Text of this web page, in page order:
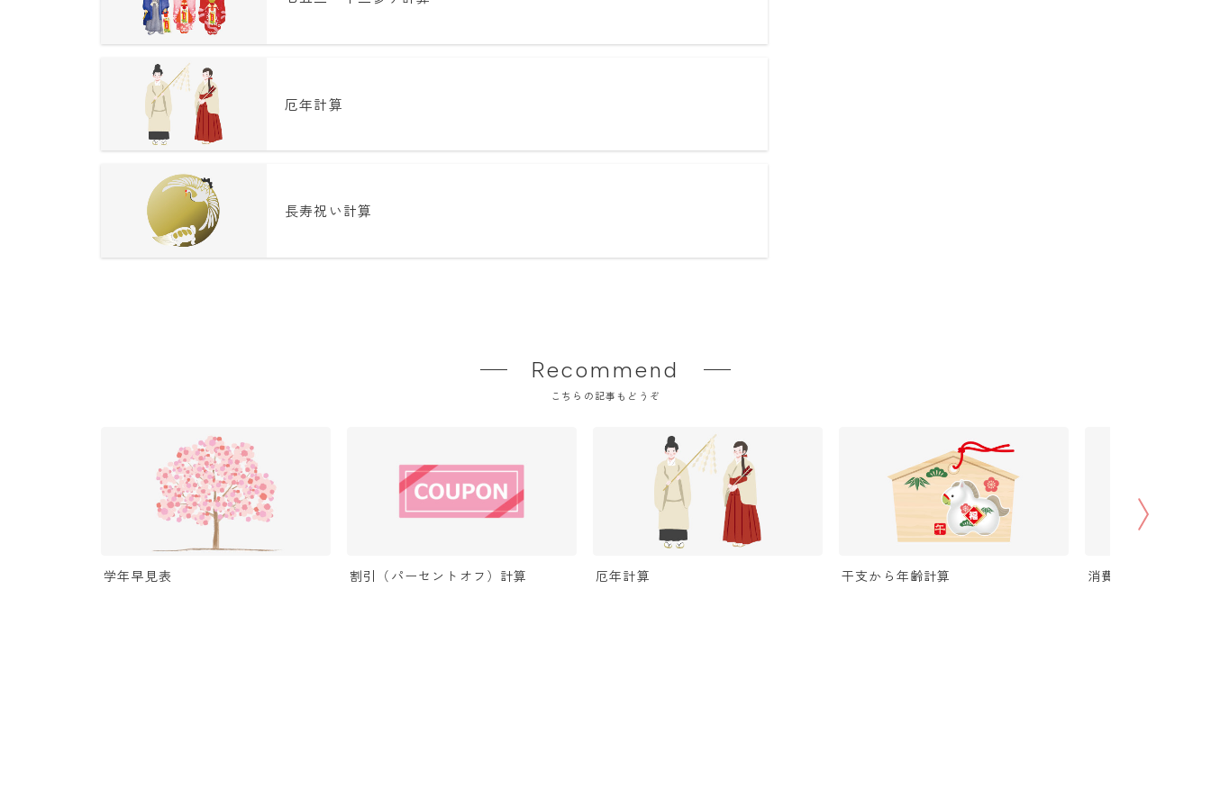
厄年計算
長寿祝い計算
Recommend
こちらの記事もどうぞ
学年早見表 割引（パーセントオフ）計算 厄年計算 干支から年齢計算 消費税（税抜・税